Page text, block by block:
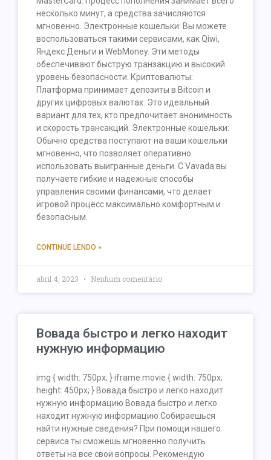
несколько минут, а средства зачисляются
мгновенно. Электронные кошельки: Вы можете
воспользоваться такими сервисами, как Qiwi,
Яндекс.Деньги и WebMoney. Эти методы
обеспечивают быструю транзакцию и высокий
уровень безопасности. Криптовалюты:
Платформа принимает депозиты в Bitcoin и
других цифровых валютах. Это идеальный
вариант для тех, кто предпочитает анонимность
и скорость трансакций. Электронные кошельки:
Обычно средства поступают на ваши кошельки
мгновенно, что позволяет оперативно
использовать выигранные деньги. С Vavada вы
получаете гибкие и надежные способы
управления своими финансами, что делает
игровой процесс максимально комфортным и
безопасным.
CONTINUE LENDO »
abril 4, 2023 Nenhum comentário
Вовада быстро и легко находит
нужную информацию
img { width: 750px; } iframe.movie { width: 750px;
height: 450px; } Вовада быстро и легко находит
нужную информацию Вовада быстро и легко
находит нужную информацию Собираешься
найти нужные сведения? При помощи нашего
сервиса ты сможешь мгновенно получить
ответы на все свои вопросы. Рекомендую